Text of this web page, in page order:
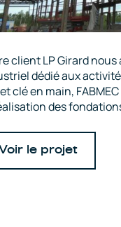
client LP Girard
dédié aux
clé en main,
des
le projet